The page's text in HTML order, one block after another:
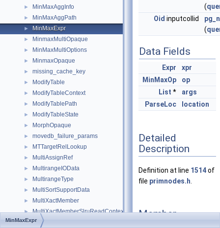
► MinMaxAggInfo
► MinMaxAggPath
► MinMaxExpr
► MinmaxMultiOpaque
► MinMaxMultiOptions
► MinmaxOpaque
► missing_cache_key
► ModifyTable
► ModifyTableContext
► ModifyTablePath
► ModifyTableState
► MorphOpaque
► movedb_failure_params
► MTTargetRelLookup
► MultiAssignRef
► MultirangeIOData
► MultirangeType
► MultiSortSupportData
► MultiXactMember
► MultiXactMemberSlruReadContext
► MultiXactStateData
(
Oid inputcollid
(
Data Fields
Expr
xpr
MinMaxOp
op
List *
args
ParseLoc
location
Detailed
Description
Definition at line 1514of
file primnodes.h
Member
Function
MinMaxExpr